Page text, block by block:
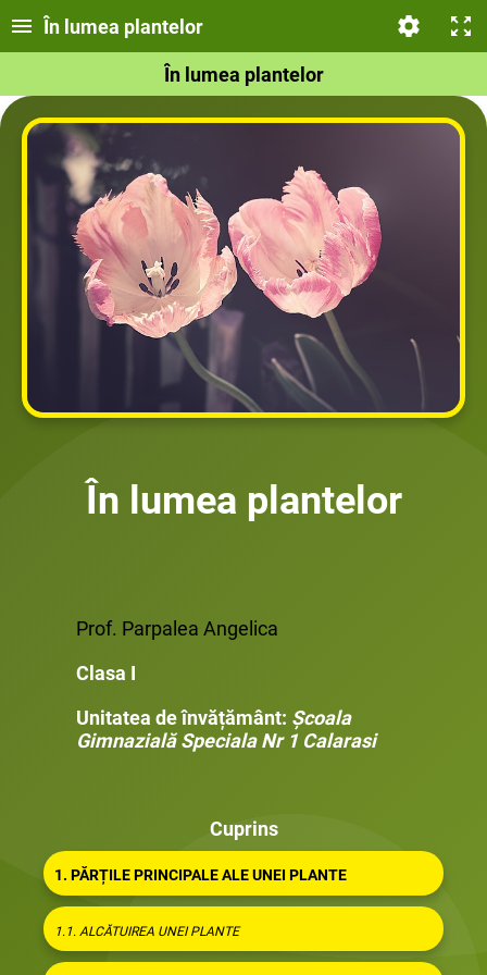
În lumea plantelor
În lumea plantelor
În lumea plantelor
Prof. Parpalea Angelica
Clasa I
Unitatea de învățământ: Școala
Gimnazială Speciala Nr 1 Calarasi
Cuprins
1. PĂRȚILE PRINCIPALE ALE UNEI PLANTE
1.1. ALCĂTUIREA UNEI PLANTE